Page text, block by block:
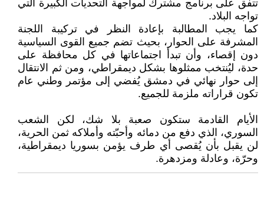
تتفق على برنامج مشترك لمواجهة التحديات الكبيرة التي
تواجه البلاد.
كما يجب المطالبة بإعادة النظر في تركيبة اللجنة
المشرفة على الحوار، بحيث تضم جميع القوى السياسية
دون إقصاء، وأن تبدأ اجتماعاتها في كل محافظة على
حدة، ليُنتخب ممثلوها بشكل ديمقراطي، ومن ثم الانتقال
إلى حوار نهائي في دمشق يُفضي إلى مؤتمر وطني عام
تكون قراراته ملزمة للجميع.
الأيام القادمة ستكون صعبة بلا شك، لكن الشعب
السوري، الذي دفع من دمائه وأحبّته وأملاكه ثمن الحرية،
لن يقبل بأن يُقصى أي طرف يؤمن بسوريا ديمقراطية،
وحرّة، وعادلة ومزدهرة.